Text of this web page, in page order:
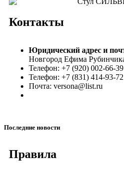
Контакты
Юридический адрес и
Новгород Ефима
Телефон: +7 (920) 002-66-39
Телефон: +7 (831) 414-93-72
Почта: versona@list.ru
Последние новости
Правила